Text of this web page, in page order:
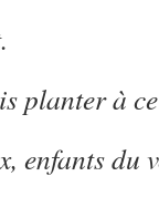
planter à
enfants du